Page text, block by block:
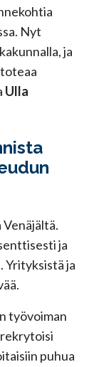
Nyt
ja
Ulla
ja
Yrityksistä ja
työvoiman
rekrytoisi
puhua